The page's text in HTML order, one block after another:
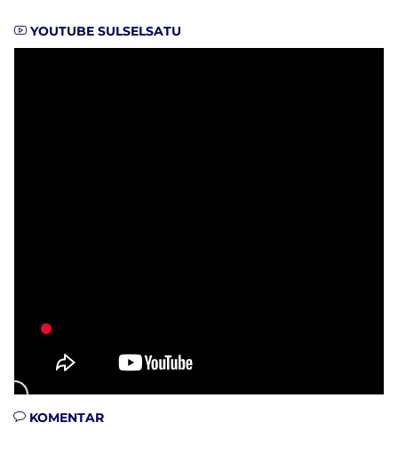
YOUTUBE SULSELSATU
KOMENTAR